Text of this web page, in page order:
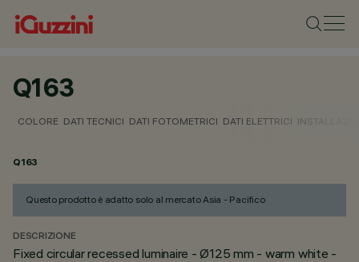
Q163
COLORE DATI TECNICI DATI FOTOMETRICI DATI ELETTRICI
Q163
Questo prodotto è adatto solo al mercato Asia - Pacifico
DESCRIZIONE
Fixed circular recessed luminaire - Ø125 mm - warm white -